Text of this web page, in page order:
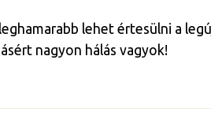
lehet értesülni a
nagyon hálás vagyok!